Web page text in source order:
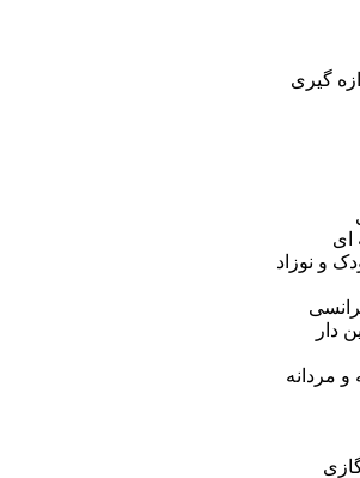
گیری
ای
و نوزاد
دار
و مردانه